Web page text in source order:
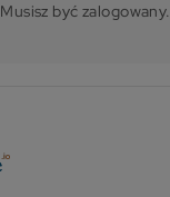
Musisz być zalogowany.